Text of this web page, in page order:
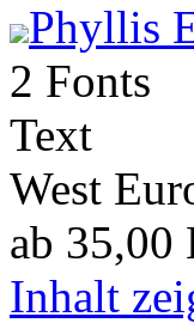
Phyllis
2 Fonts
Text
West
ab 35,00
Inhalt